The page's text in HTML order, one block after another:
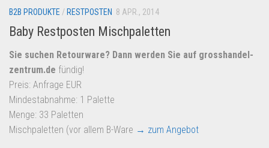
Newsletter
B2B PRODUKTE / RESTPOSTEN 8 APR., 2014
Baby Restposten Mischpaletten
Sie suchen Retourware? Dann werden Sie auf grosshandel-
zentrum.de fündig!
Preis: Anfrage EUR
Mindestabnahme: 1 Palette
Menge: 33 Paletten
Mischpaletten (vor allem B-Ware → zum Angebot